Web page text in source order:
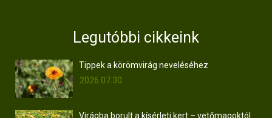
Legutóbbi cikkeink
Tippek a körömvirág neveléséhez
2026.07.30.
Virágba borult a kísérleti kert – vetőmagoktól